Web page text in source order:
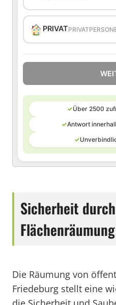
PRIVAT
✓Über 2500
✓Antwort
✓
Sicherheit
Die Räumung von
Friedeburg stellt eine